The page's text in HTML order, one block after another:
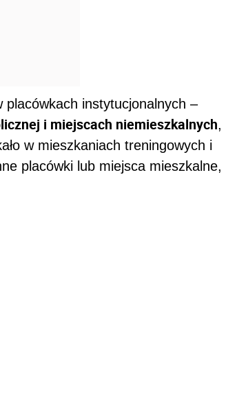
placówkach instytucjonalnych –
i miejscach niemieszkalnych,
w mieszkaniach treningowych i
placówki lub miejsca mieszkalne,